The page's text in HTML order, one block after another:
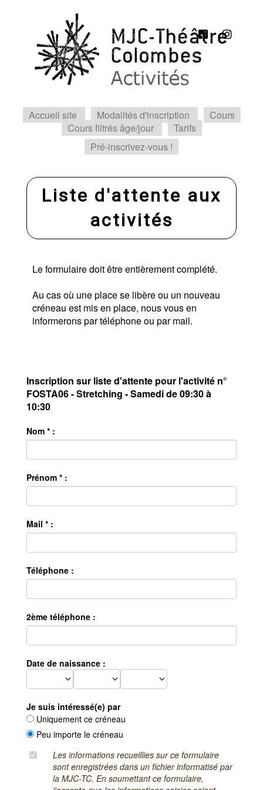
Accueil site Modalités d'inscription
Cours
Cours filtrés âge/jour
Tarifs
Pré-inscrivez-vous !
Liste d'attente aux
activités
Le formulaire doit être entièrement complété.
Au cas où une place se libère ou un nouveau
créneau est mis en place, nous vous en
informerons par téléphone ou par mail.
Inscription sur liste d'attente pour l'activité n°
FOSTA06 - Stretching - Samedi de 09:30 à
10:30
Nom * :
Prénom * :
Mail * :
Téléphone :
2ème téléphone :
Date de naissance :
Je suis intéressé(e) par
Uniquement ce créneau
Peu importe le créneau
Les informations recueillies sur ce formulaire
sont enregistrées dans un fichier informatisé par
la MJC-TC. En soumettant ce formulaire,